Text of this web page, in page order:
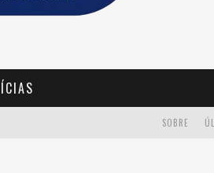
SOBRE